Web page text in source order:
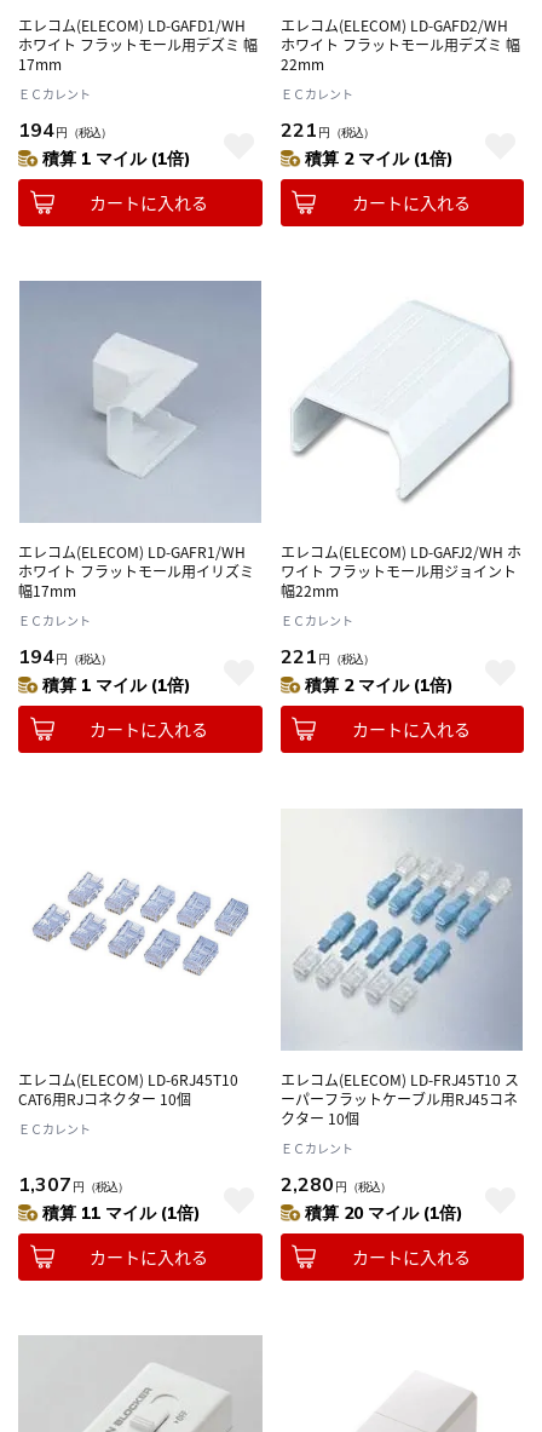
エレコム(ELECOM) LD-GAFD1/WH
ホワイト フラットモール用デズミ 幅
17mm
ＥＣカレント
194円 （税込）
積算 1 マイル (1倍)
カートに入れる
エレコム(ELECOM) LD-GAFD2/WH
ホワイト フラットモール用デズミ 幅
22mm
ＥＣカレント
221 円 （税込）
積算 2 マイル (1倍)
カートに入れる
エレコム(ELECOM) LD-GAFR1/WH
ホワイト フラットモール用イリズミ
幅17mm
ＥＣカレント
194円 （税込）
積算 1 マイル (1倍)
カートに入れる
エレコム(ELECOM) LD-GAFJ2/WH ホ
ワイト フラットモール用ジョイント
幅22mm
ＥＣカレント
221 円 （税込）
積算 2 マイル (1倍)
カートに入れる
エレコム(ELECOM) LD-6RJ45T10
CAT6用RJコネクター 10個
ＥＣカレント
1,307 円 （税込）
積算 11 マイル (1倍)
カートに入れる
エレコム(ELECOM) LD-FRJ45T10 ス
ーパーフラットケーブル用RJ45コネ
クター 10個
ＥＣカレント
2,280 円 （税込）
積算 20 マイル (1倍)
カートに入れる